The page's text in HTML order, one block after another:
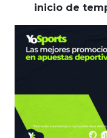
inicio de